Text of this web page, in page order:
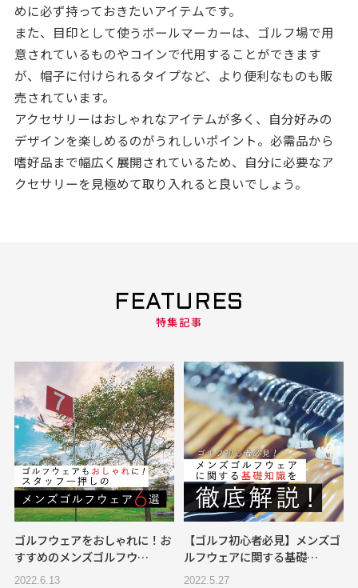
めに必ず持っておきたいアイテムです。
また、目印として使うボールマーカーは、ゴルフ場で用
意されているものやコインで代用することができます
が、帽子に付けられるタイプなど、より便利なものも販
売されています。
アクセサリーはおしゃれなアイテムが多く、自分好みの
デザインを楽しめるのがうれしいポイント。必需品から
嗜好品まで幅広く展開されているため、自分に必要なア
クセサリーを見極めて取り入れると良いでしょう。
FEATURES
特集記事
ゴルフウェアをおしゃれに！お
すすめのメンズゴルフウ…
2022.6.13
【ゴルフ初心者必見】メンズゴ
ルフウェアに関する基礎…
2022.5.27